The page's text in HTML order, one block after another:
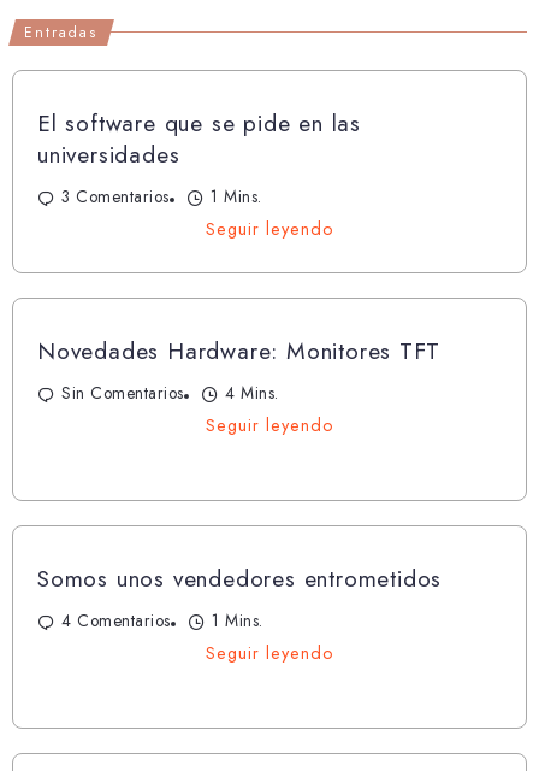
Entradas
El software que se pide en las
universidades
3 Comentarios
1 Mins.
Seguir leyendo
Novedades Hardware: Monitores TFT
Sin Comentarios
4 Mins.
Seguir leyendo
Somos unos vendedores entrometidos
4 Comentarios
1 Mins.
Seguir leyendo